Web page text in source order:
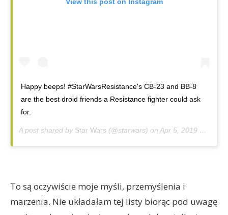
Happy beeps! #StarWarsResistance's CB-23 and BB-8
are the best droid friends a Resistance fighter could ask
for.
A post shared by Star Wars (@starwars) on Apr 5, 2019 at 4:23pm PDT
To są oczywiście moje myśli, przemyślenia i
marzenia. Nie układałam tej listy biorąc pod uwagę